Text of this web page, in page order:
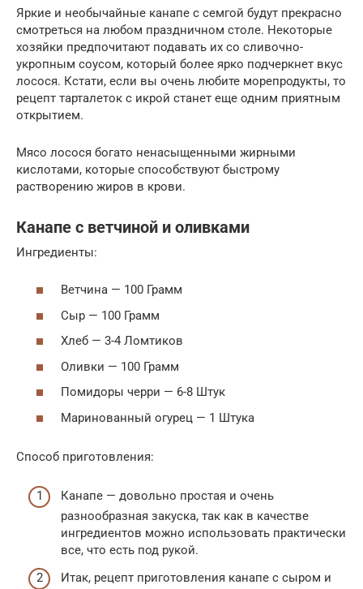
Яркие и необычайные канапе с семгой будут прекрасно
смотреться на любом праздничном столе. Некоторые
хозяйки предпочитают подавать их со сливочно-
укропным соусом, который более ярко подчеркнет вкус
лосося. Кстати, если вы очень любите морепродукты, то
рецепт тарталеток с икрой станет еще одним приятным
открытием.
Мясо лосося богато ненасыщенными жирными
кислотами, которые способствуют быстрому
растворению жиров в крови.
Канапе с ветчиной и оливками
Ингредиенты:
Ветчина — 100 Грамм
Сыр — 100 Грамм
Хлеб — 3-4 Ломтиков
Оливки — 100 Грамм
Помидоры черри — 6-8 Штук
Маринованный огурец — 1 Штука
Способ приготовления:
Канапе — довольно простая и очень
разнообразная закуска, так как в качестве
ингредиентов можно использовать практически
все, что есть под рукой.
Итак, рецепт приготовления канапе с сыром и